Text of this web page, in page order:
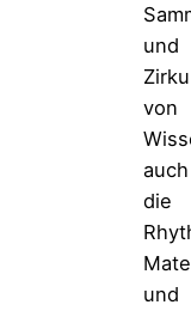
und
von
auch
die
und